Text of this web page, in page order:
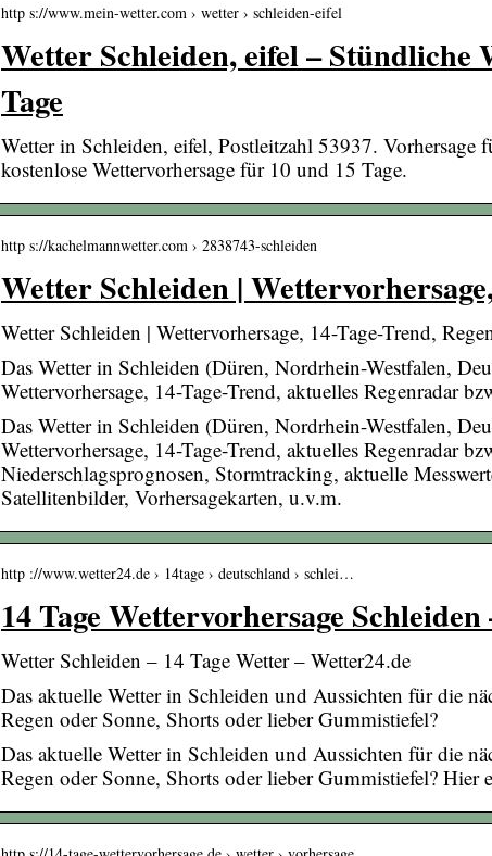
http s://www.mein-wetter.com › wetter › schleiden-eifel
Wetter Schleiden, eifel – Stündliche
Tage
Wetter in Schleiden, eifel, Postleitzahl 53937. Vorhersage
kostenlose Wettervorhersage für 10 und 15 Tage.
http s://kachelmannwetter.com › 2838743-schleiden
Wetter Schleiden |
Wetter Schleiden | Wettervorhersage, 14-Tage-Trend,
Das Wetter in Schleiden (Düren, Nordrhein-Westfalen,
Wettervorhersage, 14-Tage-Trend, aktuelles Regenradar
Das Wetter in Schleiden (Düren, Nordrhein-Westfalen,
Wettervorhersage, 14-Tage-Trend, aktuelles Regenradar
Niederschlagsprognosen, Stormtracking, aktuelle
Satellitenbilder, Vorhersagekarten, u.v.m.
http ://www.wetter24.de › 14tage › deutschland › schlei…
14 Tage Wettervorhersage
Wetter Schleiden – 14 Tage Wetter – Wetter24.de
Das aktuelle Wetter in Schleiden und Aussichten für die
Regen oder Sonne, Shorts oder lieber Gummistiefel?
Das aktuelle Wetter in Schleiden und Aussichten für die
Regen oder Sonne, Shorts oder lieber Gummistiefel? Hier